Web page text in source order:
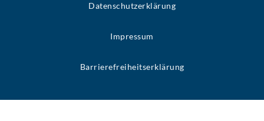
Datenschutzerklärung
Impressum
Barrierefreiheitserklärung